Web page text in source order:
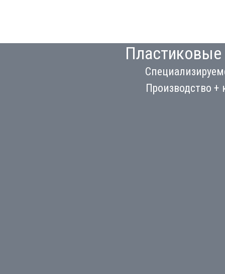
Производство +